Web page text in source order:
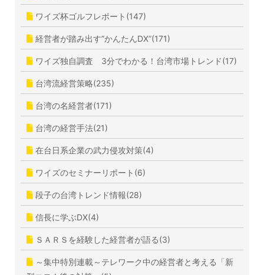
ワイズ杯ゴルフレポート(147)
経営者が踏み出す”かんたんDX”(171)
ワイズ独自調査 3分でわかる！台湾市場トレンド(17)
台湾流経営策略(235)
台湾の名経営者(171)
台湾の経営手法(21)
在台日系企業の武力侵攻対策(4)
ワイズのセミナーリポート(6)
段子の台湾トレンド情報(28)
信長に学ぶDX(4)
ＳＡＲＳを経験した経営者が語る(3)
～集中特別連載～テレワーク中の経営者と考える「新